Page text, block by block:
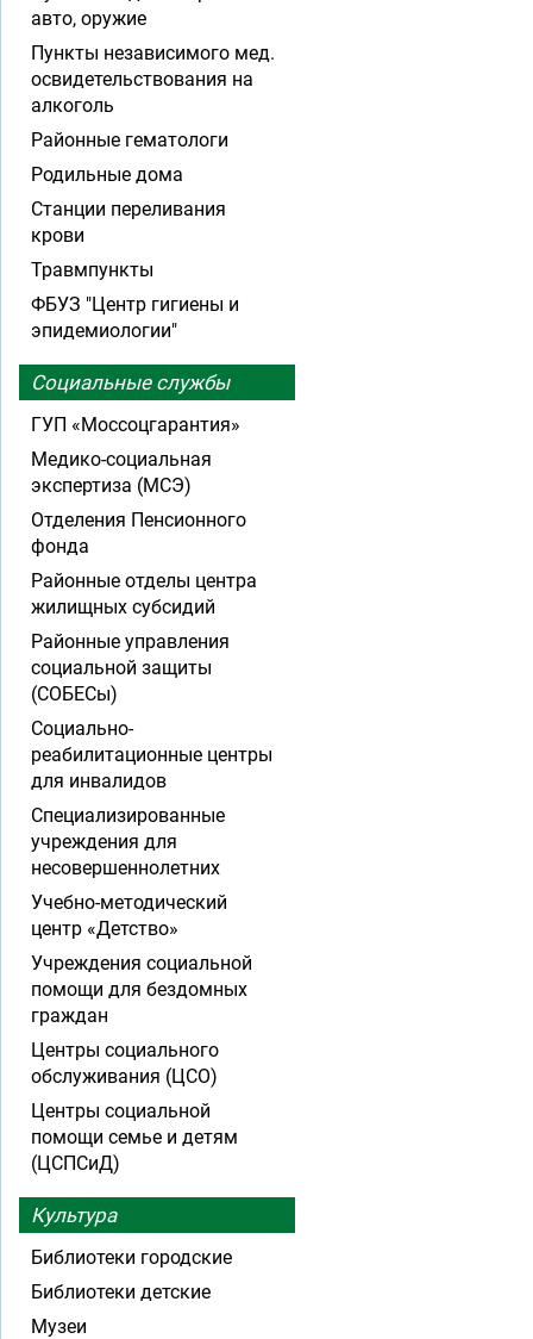
авто, оружие
Пункты независимого мед.
освидетельствования на
алкоголь
Районные гематологи
Родильные дома
Станции переливания
крови
Травмпункты
ФБУЗ "Центр гигиены и
эпидемиологии"
Социальные службы
ГУП «Моссоцгарантия»
Медико-социальная
экспертиза (МСЭ)
Отделения Пенсионного
фонда
Районные отделы центра
жилищных субсидий
Районные управления
социальной защиты
(СОБЕСы)
Социально-
реабилитационные центры
для инвалидов
Специализированные
учреждения для
несовершеннолетних
Учебно-методический
центр «Детство»
Учреждения социальной
помощи для бездомных
граждан
Центры социального
обслуживания (ЦСО)
Центры социальной
помощи семье и детям
(ЦСПСиД)
Культура
Библиотеки городские
Библиотеки детские
Музеи